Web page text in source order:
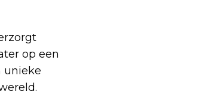
op een
unieke